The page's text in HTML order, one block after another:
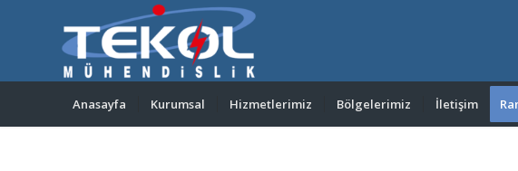
Anasayfa Kurumsal Hizmetlerimiz Bölgelerimiz İletişim